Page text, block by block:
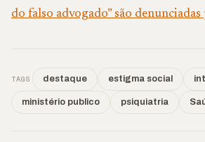
do falso advogado” são
TAGS destaque estigma social
ministério publico psiquiatria